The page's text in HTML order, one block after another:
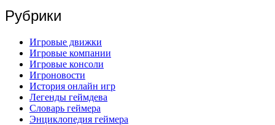
Рубрики
Игровые движки
Игровые компании
Игровые консоли
Игроновости
История онлайн игр
Легенды геймдева
Словарь геймера
Энциклопедия геймера